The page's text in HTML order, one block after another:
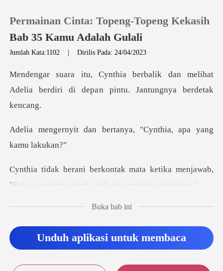
0
Riwayat Membaca
Permainan Cinta: Topeng-Topeng Kekasih
Bab 35 Kamu Adalah Gulali
Jumlah Kata:1102 |Dirilis Pada: 24/04/2023
k dan melihat
Adelia berdiri di depa
bertanya, "Cynthia,
a ketika menjawab,
"Raivan sedang
nyekanya dengan mulu
Buka bab ini
Unduh aplikasi untuk membaca